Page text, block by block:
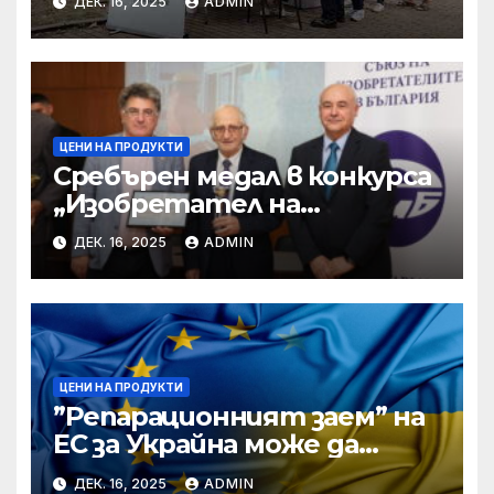
ЦЕНИ НА ПРОДУКТИ
Сребърен медал в конкурса
„Изобретател на
годината“ за учени от БАН
ДЕК. 16, 2025 ADMIN
ЦЕНИ НА ПРОДУКТИ
”Репарационният заем” на
ЕС за Украйна може да
достигне 130 милиарда
ДЕК. 16, 2025 ADMIN